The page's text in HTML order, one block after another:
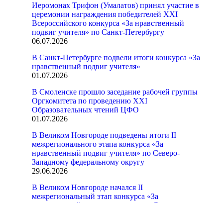
Иеромонах Трифон (Умалатов) принял участие в
церемонии награждения победителей XXI
Всероссийского конкурса «За нравственный
подвиг учителя» по Санкт-Петербургу
06.07.2026
В Санкт-Петербурге подвели итоги конкурса «За
нравственный подвиг учителя»
01.07.2026
В Смоленске прошло заседание рабочей группы
Оргкомитета по проведению XXI
Образовательных чтений ЦФО
01.07.2026
В Великом Новгороде подведены итоги II
межрегионального этапа конкурса «За
нравственный подвиг учителя» по Северо-
Западному федеральному округу
29.06.2026
В Великом Новгороде начался II
межрегиональный этап конкурса «За